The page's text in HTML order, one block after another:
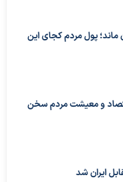
ماند؛ پول مردم کجای این
و معیشت مردم سخن
ایران شد